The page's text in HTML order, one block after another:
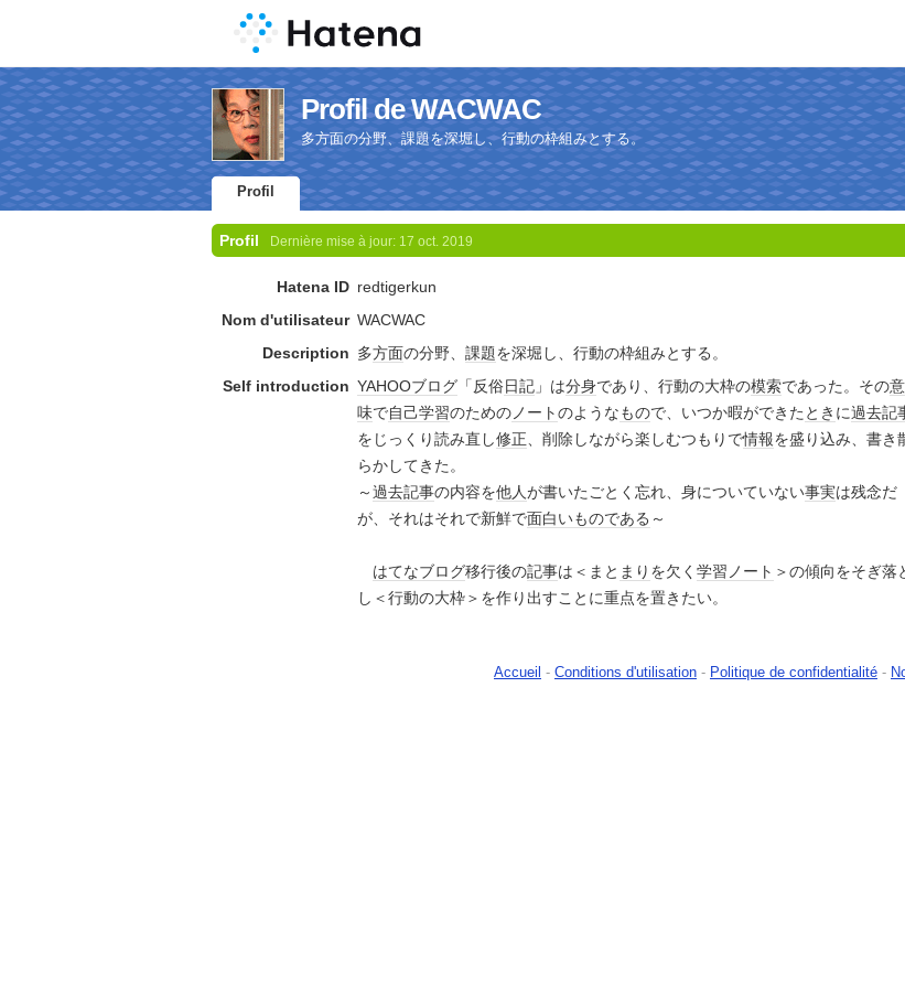
Profil de WACWAC
多方面の分野、課題を深堀し、行動の枠組みとする。
Profil
Profil Dernière mise à jour: 17 oct. 2019
Hatena ID redtigerkun
Nom d'utilisateur WACWAC
Description 多方面の分野、 課題を深堀し、行動の枠組みとする。
Self introduction YAHOOブログ 「反俗日記 」は分身であり、行動の大枠の模索であった。その意
味で自己学習のためのノートのようなもので、いつか暇ができた とき に過去記
をじっくり読み直し修正、削除しながら楽しむつもりで情報を盛り込み、書き
らかしてきた。
～過去記事の内容を他人が書いたごとく忘れ、身についていない事実は残念だ
が、それはそれで新鮮で面白いものである ～
はてなブログ移行後の記事は＜まと まり を欠く 学習 ノート ＞の傾向をそぎ落
し＜行動の大枠＞を作り出すことに重点を置きたい。
Accueil - Conditions d'utilisation - Politique de confidentialité -